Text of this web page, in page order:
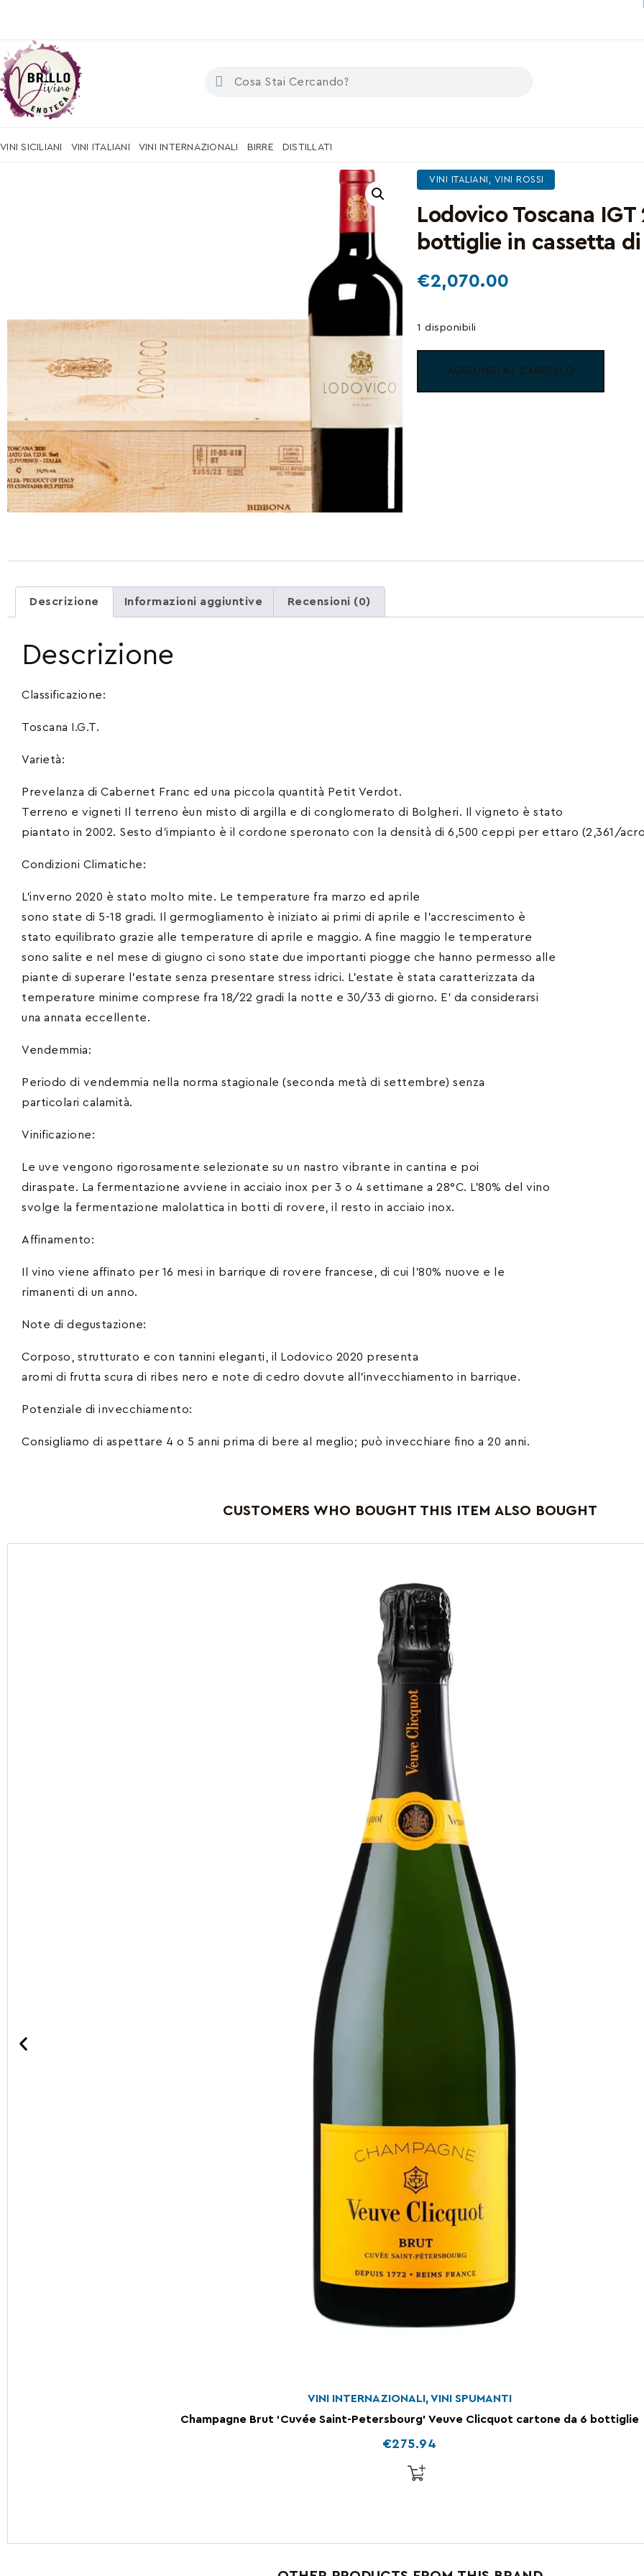
VINI SICILIANI VINI ITALIANI VINI INTERNAZIONALI BIRRE DISTILLATI
VINI ITALIANI VINI ROSSI
Lodovico Toscana IGT
bottiglie in cassetta
€2,070.00
1 disponibili
AGGIUNGI AL CARRELLO
Descrizione Informazioni aggiuntive Recensioni (0)
Descrizione
Classificazione:
Toscana I.G.T.
Varietà:
Prevelanza di Cabernet Franc ed una piccola quantità Petit Verdot.
Terreno e vigneti Il terreno èun misto di argilla e di conglomerato di Bolgheri. Il vigneto è stato
piantato in 2002. Sesto d’impianto è il cordone speronato con la densità di 6,500 ceppi per ettaro (2,361/
Condizioni Climatiche:
L’inverno 2020 è stato molto mite. Le temperature fra marzo ed aprile
sono state di 5-18 gradi. Il germogliamento è iniziato ai primi di aprile e l’accrescimento è
stato equilibrato grazie alle temperature di aprile e maggio. A fine maggio le temperature
sono salite e nel mese di giugno ci sono state due importanti piogge che hanno permesso alle
piante di superare l’estate senza presentare stress idrici. L’estate è stata caratterizzata da
temperature minime comprese fra 18/22 gradi la notte e 30/33 di giorno. E’ da considerarsi
una annata eccellente.
Vendemmia:
Periodo di vendemmia nella norma stagionale (seconda metà di settembre) senza
particolari calamità.
Vinificazione:
Le uve vengono rigorosamente selezionate su un nastro vibrante in cantina e poi
diraspate. La fermentazione avviene in acciaio inox per 3 o 4 settimane a 28°C. L’80% del vino
svolge la fermentazione malolattica in botti di rovere, il resto in acciaio inox.
Affinamento:
Il vino viene affinato per 16 mesi in barrique di rovere francese, di cui l’80% nuove e le
rimanenti di un anno.
Note di degustazione:
Corposo, strutturato e con tannini eleganti, il Lodovico 2020 presenta
aromi di frutta scura di ribes nero e note di cedro dovute all’invecchiamento in barrique.
Potenziale di invecchiamento:
Consigliamo di aspettare 4 o 5 anni prima di bere al meglio; può invecchiare fino a 20 anni.
CUSTOMERS WHO BOUGHT THIS ITEM ALSO BOUGHT
VINI INTERNAZIONALI,VINI SPUMANTI
Champagne Brut ‘Cuvée Saint-Petersbourg’ Veuve Clicquot cartone da 6 bottiglie
€275.94